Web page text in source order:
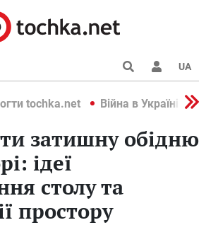
UA
tochka.net Війна в Україні 2022
затишну обідню
ідеї
столу та
простору